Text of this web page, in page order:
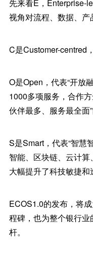
先来看E，Enterprise-
视角对流程、数据、产
C是Customer-centred
O是Open，代表“开放
1000多项服务，合作
伙伴最多、服务最全面”
S是Smart，代表“智慧
智能、区块链、云计算
大幅提升了科技敏捷和
ECOS1.0的发布，将
程碑，也为整个银行
杆。